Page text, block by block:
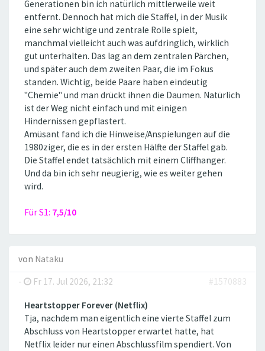
Generationen bin ich natürlich mittlerweile weit
entfernt. Dennoch hat mich die Staffel, in der Musik
eine sehr wichtige und zentrale Rolle spielt,
manchmal vielleicht auch was aufdringlich, wirklich
gut unterhalten. Das lag an dem zentralen Pärchen,
und später auch dem zweiten Paar, die im Fokus
standen. Wichtig, beide Paare haben eindeutig
''Chemie'' und man drückt ihnen die Daumen. Natürlich
ist der Weg nicht einfach und mit einigen
Hindernissen gepflastert.
Amüsant fand ich die Hinweise/Anspielungen auf die
1980ziger, die es in der ersten Hälfte der Staffel gab.
Die Staffel endet tatsächlich mit einem Cliffhanger.
Und da bin ich sehr neugierig, wie es weiter gehen
wird.
Für S1: 7,5/10
von Nataku
-
Fr 17. Jul 2026, 21:32 #1570883
Heartstopper Forever (Netflix)
Tja, nachdem man eigentlich eine vierte Staffel zum
Abschluss von Heartstopper erwartet hatte, hat
Netflix leider nur einen Abschlussfilm spendiert. Von